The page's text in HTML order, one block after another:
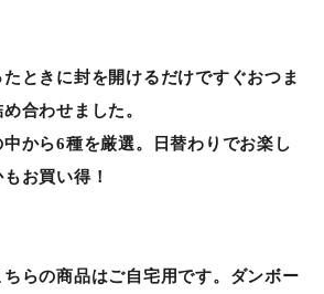
ときに封を開けるだけですぐおつま
合わせました。
から6種を厳選。日替わりでお楽し
お買い得！
らの商品はご自宅用です。ダンボー